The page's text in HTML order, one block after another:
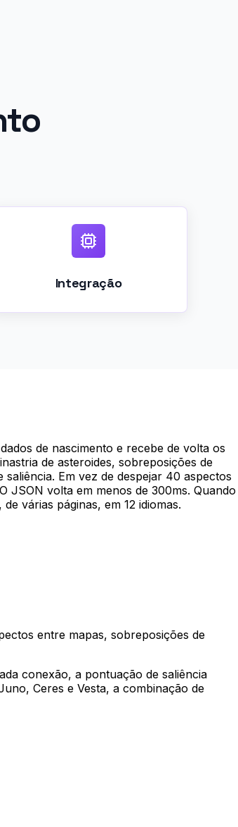
Integração
de nascimento e recebe de volta os
de asteroides, sobreposições de
Em vez de despejar 40 aspectos
JSON volta em menos de 300ms. Quando
várias páginas, em 12 idiomas.
entre mapas, sobreposições de
conexão, a pontuação de saliência
Ceres e Vesta, a combinação de